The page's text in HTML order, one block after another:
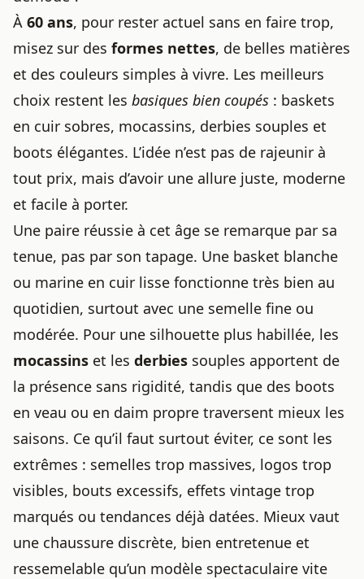
À 60 ans, pour rester actuel sans en faire trop,
misez sur des formes nettes, de belles matières
et des couleurs simples à vivre. Les meilleurs
choix restent les basiques bien coupés : baskets
en cuir sobres, mocassins, derbies souples et
boots élégantes. L’idée n’est pas de rajeunir à
tout prix, mais d’avoir une allure juste, moderne
et facile à porter.
Une paire réussie à cet âge se remarque par sa
tenue, pas par son tapage. Une basket blanche
ou marine en cuir lisse fonctionne très bien au
quotidien, surtout avec une semelle fine ou
modérée. Pour une silhouette plus habillée, les
mocassins et les derbies souples apportent de
la présence sans rigidité, tandis que des boots
en veau ou en daim propre traversent mieux les
saisons. Ce qu’il faut surtout éviter, ce sont les
extrêmes : semelles trop massives, logos trop
visibles, bouts excessifs, effets vintage trop
marqués ou tendances déjà datées. Mieux vaut
une chaussure discrète, bien entretenue et
ressemelable qu’un modèle spectaculaire vite